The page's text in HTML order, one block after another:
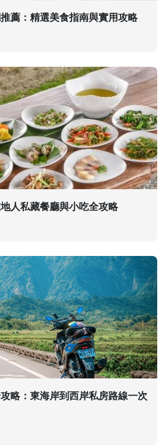
薦：精選美食指南與實用攻略
人私藏餐廳與小吃全攻略
略：東海岸到西岸私房路線一次